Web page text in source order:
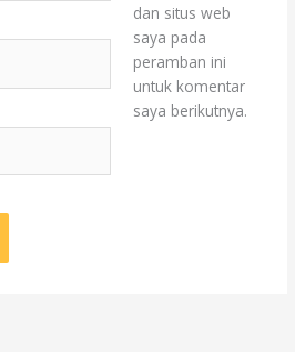
dan situs web
saya pada
peramban ini
untuk komentar
saya berikutnya.